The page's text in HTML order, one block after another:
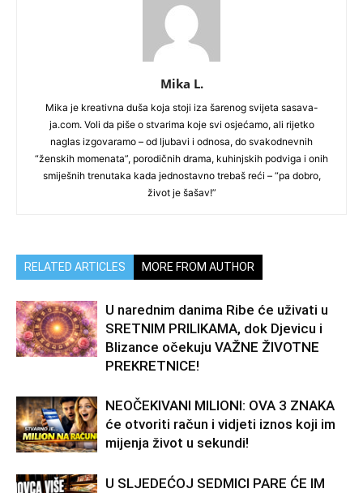
Mika L.
Mika je kreativna duša koja stoji iza šarenog svijeta sasava-
ja.com. Voli da piše o stvarima koje svi osjećamo, ali rijetko
naglas izgovaramo – od ljubavi i odnosa, do svakodnevnih
“ženskih momenata”, porodičnih drama, kuhinjskih podviga i onih
smiješnih trenutaka kada jednostavno trebaš reći – “pa dobro,
život je šašav!”
RELATED ARTICLES MORE FROM AUTHOR
U narednim danima Ribe će uživati u
SRETNIM PRILIKAMA, dok Djevicu i
Blizance očekuju VAŽNE ŽIVOTNE
PREKRETNICE!
NEOČEKIVANI MILIONI: OVA 3 ZNAKA
će otvoriti račun i vidjeti iznos koji im
mijenja život u sekundi!
U SLJEDEĆOJ SEDMICI PARE ĆE IM